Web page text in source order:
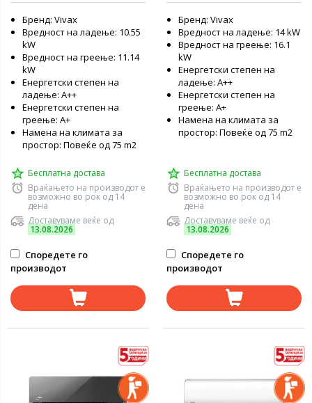
Бренд: Vivax
Вредност на ладење: 10.55
kW
Вредност на греење: 11.14
kW
Енергетски степен на
ладење: А++
Енергетски степен на
греење: А+
Намена на климата за
простор: Повеќе од 75 m2
Бесплатна достава
Враќањето на производот е
возможно во рок од 14
дена
Доставуваме веќе од
13.08.2026
Споредете го
производот
Бренд: Vivax
Вредност на ладење: 14 kW
Вредност на греење: 16.1
kW
Енергетски степен на
ладење: А++
Енергетски степен на
греење: А+
Намена на климата за
простор: Повеќе од 75 m2
Бесплатна достава
Враќањето на производот е
возможно во рок од 14
дена
Доставуваме веќе од
13.08.2026
Споредете го
производот